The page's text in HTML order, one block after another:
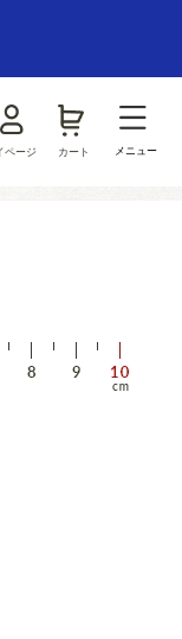
ページ カート メニュー